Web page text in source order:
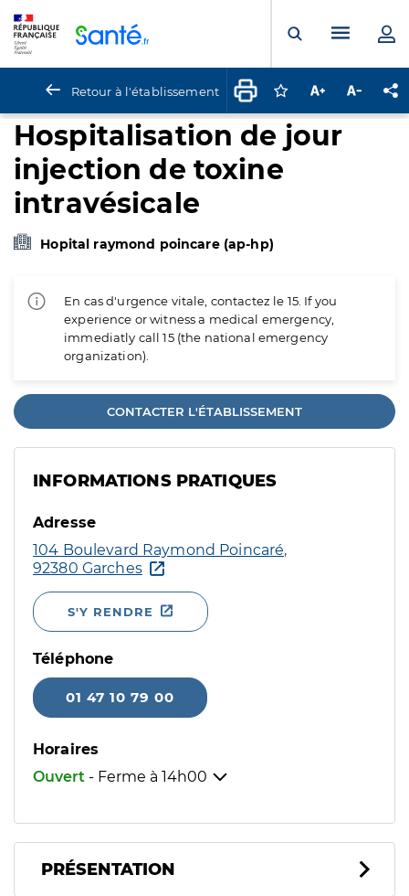
Ouvrir laMenu
Retour à l'établissement Connectez-vous
Augmenter la
Hospitalisation de jour
injection de toxine
intravésicale
Hopital raymond poincare (ap-hp)
En cas d'urgence vitale, contactez le 15. If you
experience or witness a medical emergency,
immediatly call 15 (the national emergency
organization).
CONTACTER L'ÉTABLISSEMENT
INFORMATIONS PRATIQUES
Adresse
104 Boulevard Raymond Poincaré,
92380 Garches
S'Y RENDRE
Téléphone
01 47 10 79 00
Horaires
Ouvert - Ferme à 14h00
PRÉSENTATION